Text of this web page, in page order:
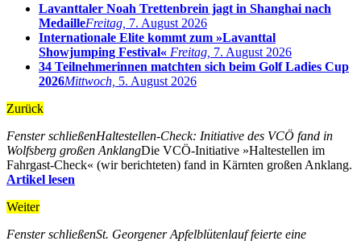
Lavanttaler Noah Trettenbrein jagt in Shanghai nach
MedailleFreitag, 7. August 2026
Internationale Elite kommt zum »Lavanttal
Showjumping Festival« Freitag, 7. August 2026
34 Teilnehmerinnen matchten sich beim Golf Ladies Cup
2026Mittwoch, 5. August 2026
Zurück
Fenster schließenHaltestellen-Check: Initiative des VCÖ fand in
Wolfsberg großen AnklangDie VCÖ-Initiative »Haltestellen im
Fahrgast-Check« (wir berichteten) fand in Kärnten großen Anklang.
Artikel lesen
Weiter
Fenster schließenSt. Georgener Apfelblütenlauf feierte eine